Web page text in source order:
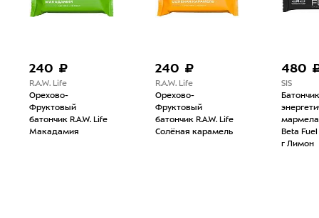
240 ₽
R.A.W. Life
Орехово-
Фруктовый
батончик R.A.W. Life
Макадамия
240 ₽
R.A.W. Life
Орехово-
Фруктовый
батончик R.A.W. Life
Солёная карамель
480
SIS
Батончик
Beta
г Лимон